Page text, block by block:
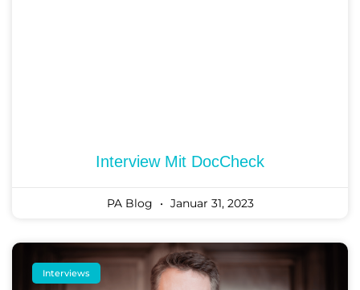
Interview Mit DocCheck
PA Blog Januar 31, 2023
Interviews